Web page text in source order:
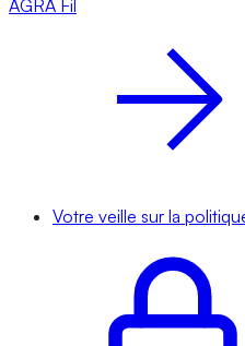
AGRA Fil
Votre veille sur la